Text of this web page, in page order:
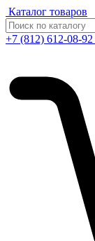
Каталог товаров
+7 (812) 612-08-92